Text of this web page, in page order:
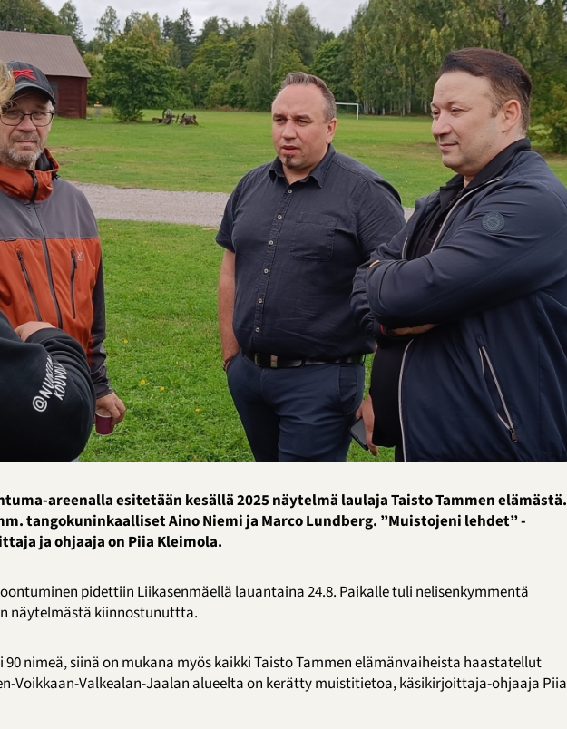
areenalla esitetään kesällä 2025 näytelmä laulaja Taisto Tammen elämästä.
tangokuninkaalliset Aino Niemi ja Marco Lundberg. ”Muistojeni lehdet” -
ja ohjaaja on Piia Kleimola.
pidettiin Liikasenmäellä lauantaina 24.8. Paikalle tuli nelisenkymmentä
näytelmästä kiinnostunuttta.
nimeä, siinä on mukana myös kaikki Taisto Tammen elämänvaiheista haastatellut
Voikkaan-Valkealan-Jaalan alueelta on kerätty muistitietoa, käsikirjoittaja-ohjaaja Piia